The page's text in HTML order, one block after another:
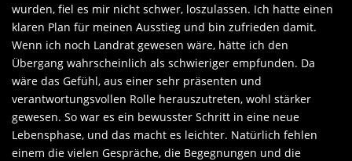
wurden, fiel es mir nicht schwer, loszulassen. Ich hatte einen
klaren Plan für meinen Ausstieg und bin zufrieden damit.
Wenn ich noch Landrat gewesen wäre, hätte ich den
Übergang wahrscheinlich als schwieriger empfunden. Da
wäre das Gefühl, aus einer sehr präsenten und
verantwortungsvollen Rolle herauszutreten, wohl stärker
gewesen. So war es ein bewusster Schritt in eine neue
Lebensphase, und das macht es leichter. Natürlich fehlen
einem die vielen Gespräche, die Begegnungen und die